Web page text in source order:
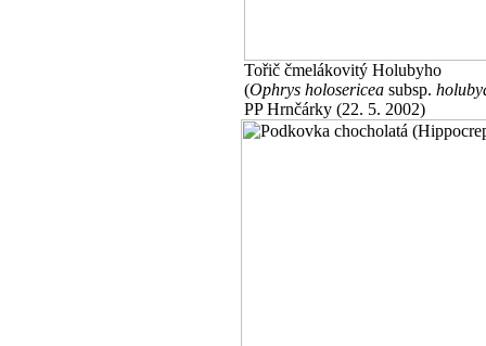
Tořič čmelákovitý Holubyho
(Ophrys holosericeasubsp.
PP Hrnčárky (22. 5. 2002)